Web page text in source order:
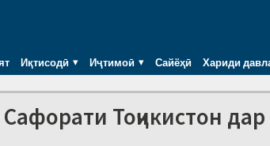
Иқтисодӣ Иҷтимоӣ Сайёҳӣ Хариди
Тоҷикистон